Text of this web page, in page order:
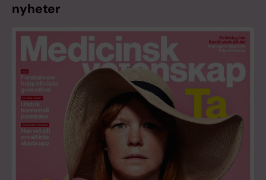
nyheter